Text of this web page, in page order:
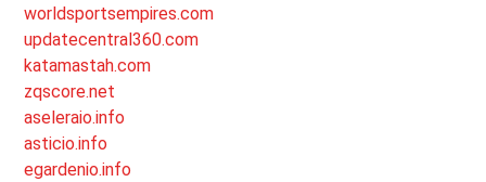
worldsportsempires.com
updatecentral360.com
katamastah.com
zqscore.net
aseleraio.info
asticio.info
egardenio.info